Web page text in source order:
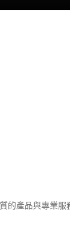
的產品與專業服